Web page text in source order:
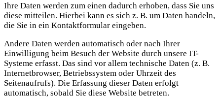
Ihre Daten werden zum einen dadurch erhoben, dass Sie uns
diese mitteilen. Hierbei kann es sich z. B. um Daten handeln,
die Sie in ein Kontaktformular eingeben.
Andere Daten werden automatisch oder nach Ihrer
Einwilligung beim Besuch der Website durch unsere IT-
Systeme erfasst. Das sind vor allem technische Daten (z. B.
Internetbrowser, Betriebssystem oder Uhrzeit des
Seitenaufrufs). Die Erfassung dieser Daten erfolgt
automatisch, sobald Sie diese Website betreten.